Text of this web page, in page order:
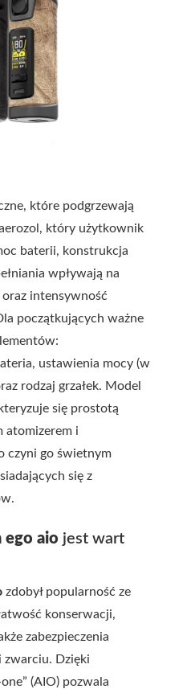
które podgrzewają
który użytkownik
baterii, konstrukcja
wpływają na
intensywność
początkujących ważne
ustawienia mocy (w
rodzaj grzałek. Model
się prostotą
atomizerem i
czyni go świetnym
się z
ego aio jest wart
zdobył popularność ze
konserwacji,
zabezpieczenia
zwarciu. Dzięki
(AIO) pozwala